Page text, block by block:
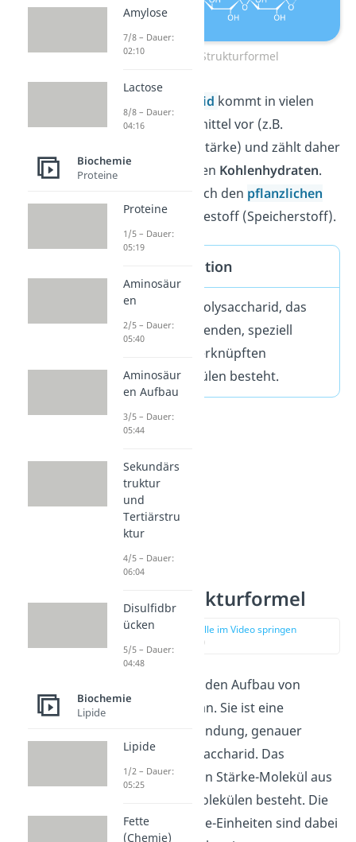
Stärke Strukturformel
Polysaccharid kommt in vielen
unserer Lebensmittel vor (z.B.
Kartoffeln, Maisstärke) und zählt daher
zu den wichtigsten Kohlenhydraten.
Sie dient aber auch den pflanzlichen
Zellenals Reservestoff (Speicherstoff).
Stärke Definition
Stärke ist ein Polysaccharid, das
aus vielen tausenden, speziell
miteinander verknüpften
Glucosemolekülen besteht.
Stärke Strukturformel
zur Stelle im Video springen
(00:49)
Schauen wir uns den Aufbau von
Stärke genauer an. Sie ist eine
organische Verbindung, genauer
gesagt, ein Polysaccharid. Das
bedeutet, dass ein Stärke-Molekül aus
vielen Glucosemolekülen besteht. Die
einzelnen Glucose-Einheiten sind dabei
Amylose
7/8 – Dauer:
02:10
Lactose
8/8 – Dauer:
04:16
Biochemie
Proteine
Proteine
1/5 – Dauer:
05:19
Aminosäur
en
2/5 – Dauer:
05:40
Aminosäur
en Aufbau
3/5 – Dauer:
05:44
Sekundärs
truktur
und
Tertiärstru
ktur
4/5 – Dauer:
06:04
Disulfidbr
ücken
5/5 – Dauer:
04:48
Biochemie
Lipide
Lipide
1/2 – Dauer:
05:25
Fette
(Chemie)